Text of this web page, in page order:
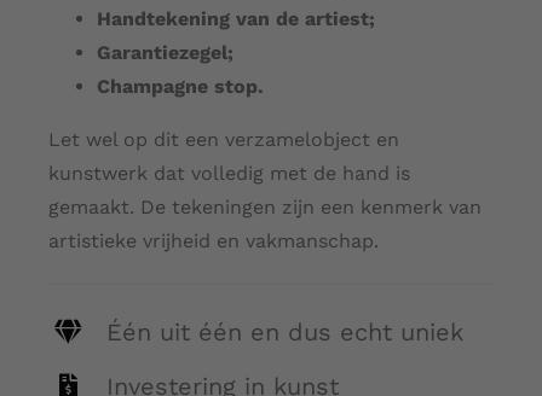
Handtekening van de artiest;
Garantiezegel;
Champagne stop.
Let wel op dit een verzamelobject en
kunstwerk dat volledig met de hand is
gemaakt. De tekeningen zijn een kenmerk van
artistieke vrijheid en vakmanschap.
Één uit één en dus echt uniek
Investering in kunst